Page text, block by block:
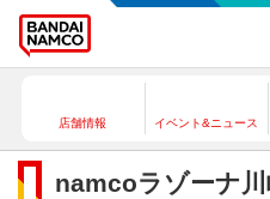
店舗情報 イベント&ニュース
namcoラゾーナ川